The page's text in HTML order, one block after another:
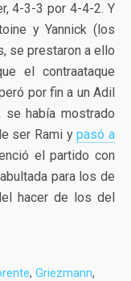
4-3-3 por 4-4-2. Y
y Yannick (los
se prestaron a ello
el contraataque
por fin a un Adil
se había mostrado
ser Rami ypasó a
el partido con
para los de
hacer de los del
, Griezmann,